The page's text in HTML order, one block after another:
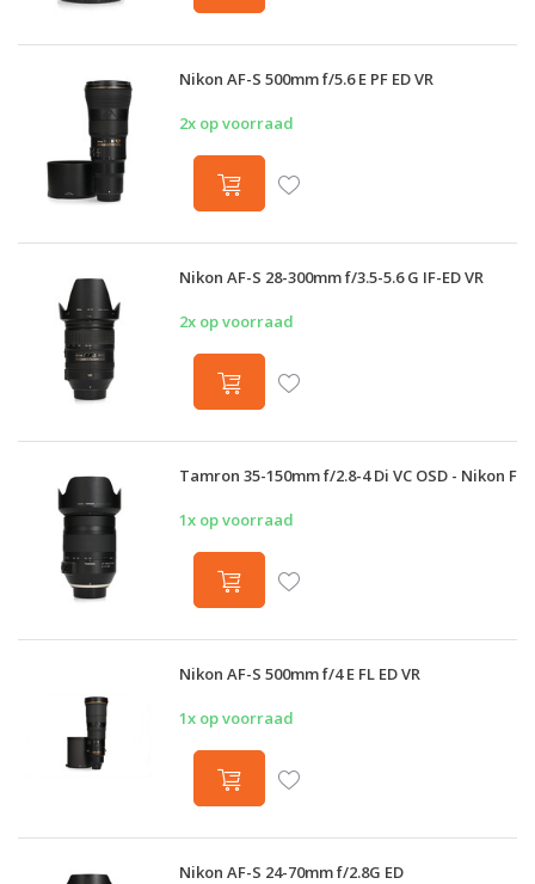
Nikon AF-S 500mm f/5.6 E PF ED VR
2x op voorraad
Nikon AF-S 28-300mm f/3.5-5.6 G IF-ED VR
2x op voorraad
Tamron 35-150mm f/2.8-4 Di VC OSD - Nikon F
1x op voorraad
Nikon AF-S 500mm f/4 E FL ED VR
1x op voorraad
Nikon AF-S 24-70mm f/2.8G ED